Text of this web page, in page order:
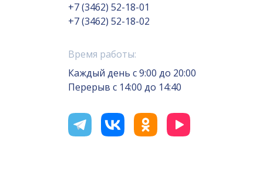
+7 (3462) 52-18-01
+7 (3462) 52-18-02
Время работы:
Каждый день с 9:00 до 20:00
Перерыв с 14:00 до 14:40